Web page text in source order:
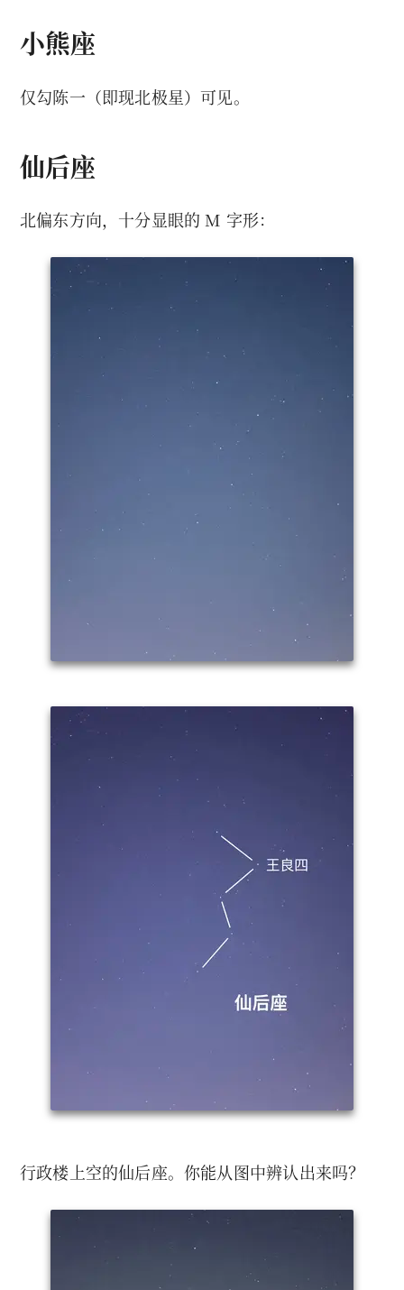
小熊座
仅勾陈一（即现北极星）可见。
仙后座
北偏东方向，十分显眼的 M 字形：
行政楼上空的仙后座。你能从图中辨认出来吗？